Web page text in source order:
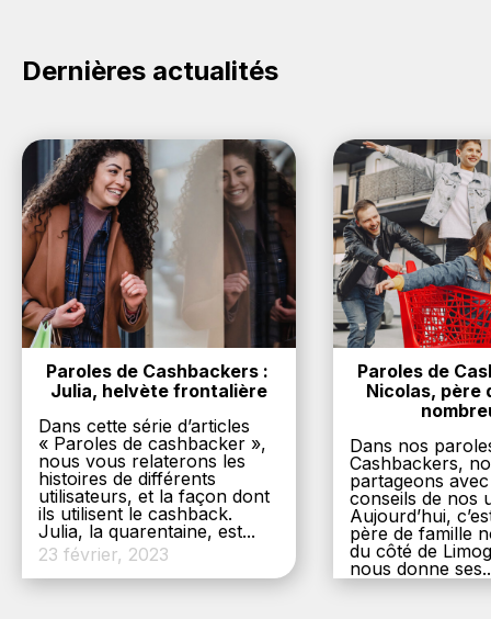
site MSI.
Dernières actualités
Paroles de Cashbackers :
Julia, helvète frontalière
Dans cette série d’articles
« Paroles de cashbacker »,
nous vous relaterons les
histoires de différents
utilisateurs, et la façon dont
ils utilisent le cashback.
Julia, la quarentaine, est...
23 février, 2023
Paroles de
Nicolas, père
Dans nos
Cashbackers,
partageons
conseils de nos
Aujourd’hui,
père de famille
du côté de
nous donne